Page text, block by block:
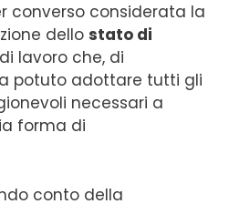
converso considerata la
dello stato di
lavoro che, di
potuto adottare tutti gli
necessari a
forma di
conto della